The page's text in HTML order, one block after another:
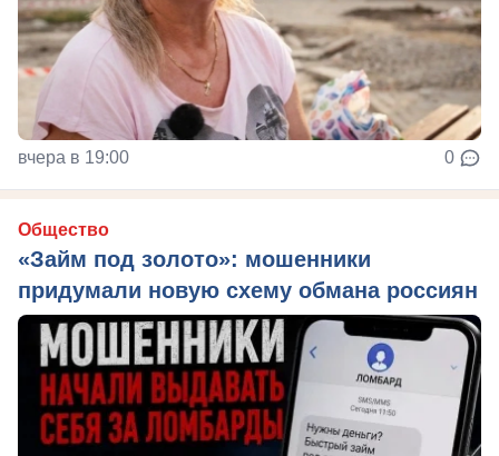
вчера в 19:00 0
Общество
«Займ под золото»: мошенники
придумали новую схему обмана россиян